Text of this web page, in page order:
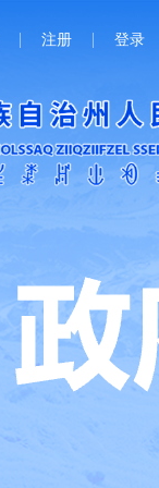
注册 登录